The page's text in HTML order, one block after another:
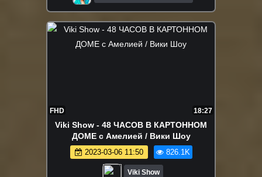
FHD 18:27
Viki Show - 48 ЧАСОВ В КАРТОННОМ
ДОМЕ с Амелией / Вики Шоу
2023-03-06 11:50 826.1K
Viki Show